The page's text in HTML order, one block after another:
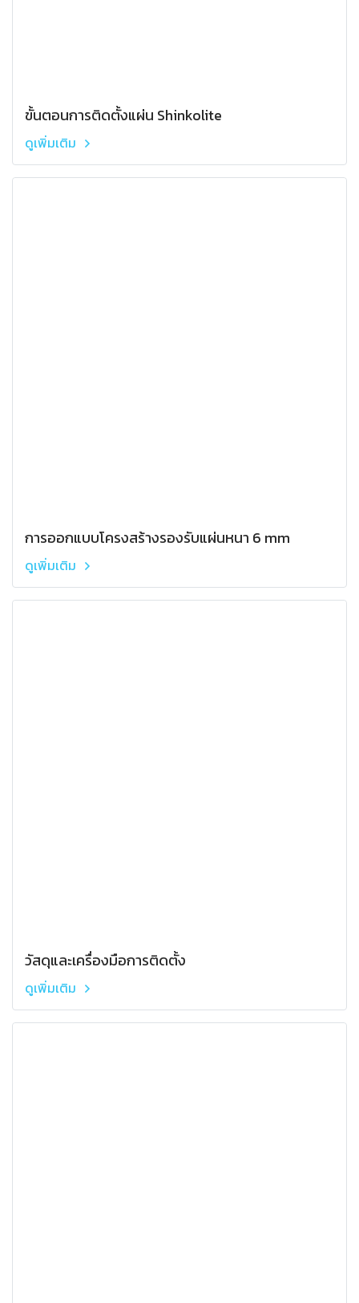
ขั้นตอนการติดตั้งแผ่น Shinkolite
ดูเพิ่มเติม
การออกแบบโครงสร้างรองรับแผ่นหนา 6 mm
ดูเพิ่มเติม
วัสดุและเครื่องมือการติดตั้ง
ดูเพิ่มเติม